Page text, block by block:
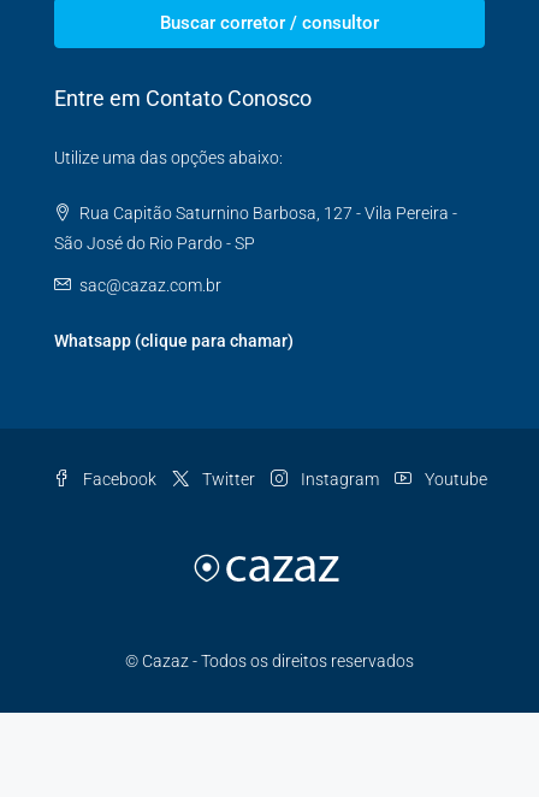
Buscar corretor / consultor
Entre em Contato Conosco
Utilize uma das opções abaixo:
Rua Capitão Saturnino Barbosa, 127 - Vila Pereira -
São José do Rio Pardo - SP
sac@cazaz.com.br
Whatsapp (clique para chamar)
Facebook Twitter Instagram Youtube
© Cazaz - Todos os direitos reservados